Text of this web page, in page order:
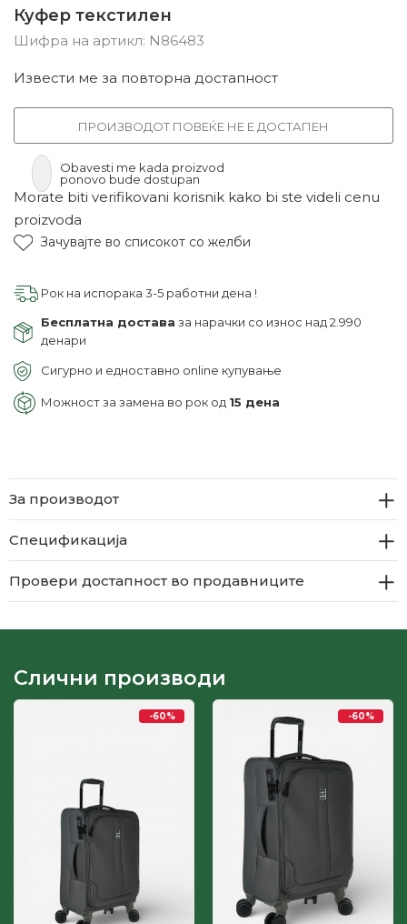
Куфер текстилен
Шифра на артикл: N86483
Извести ме за повторна достапност
ПРОИЗВОДОТ ПОВЕЌЕ НЕ Е ДОСТАПЕН
Obavesti me kada proizvod
ponovo bude dostupan
Morate biti verifikovani korisnik kako bi ste videli cenu
proizvoda
Зачувајте во списокот со желби
Рок на испорака 3-5 работни дена !
Бесплатна достава за нарачки со износ над 2.990
денари
Сигурно и едноставно online купување
Можност за замена во рок од 15 дена
За производот
Спецификација
Провери достапност во продавниците
Слични производи
-60% -60%